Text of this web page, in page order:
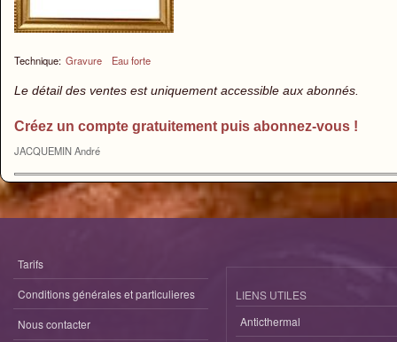
Technique: Gravure Eau forte
Le détail des ventes est uniquement accessible aux abonnés.
Créez un compte gratuitement puis abonnez-vous !
JACQUEMIN André
Tarifs
Conditions générales et particulieres
Nous contacter
LIENS UTILES
Anticthermal